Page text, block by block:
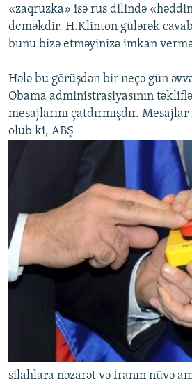
«zaqruzka» isə rus dilində
deməkdir. H.Klinton gülərək
bunu bizə etməyinizə imkan
Hələ bu görüşdən bir neçə gün
Obama administrasiyasının
mesajlarını çatdırmışdır.
olub ki, ABŞ
silahlara nəzarət və İranın nüvə